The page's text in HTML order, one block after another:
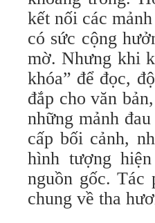
kết nối các
có sức cộng
mờ. Nhưng khi
khóa” để đọc,
đắp cho văn
những mảnh
cấp bối cảnh,
hình tượng
nguồn gốc. Tác
chung về tha